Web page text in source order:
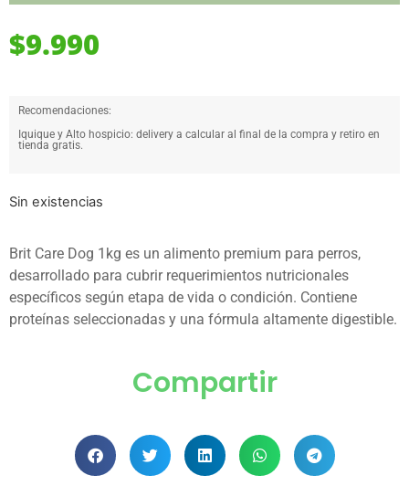
$9.990
Recomendaciones:
Iquique y Alto hospicio: delivery a calcular al final de la compra y retiro en
tienda gratis.
Sin existencias
Brit Care Dog 1kg es un alimento premium para perros,
desarrollado para cubrir requerimientos nutricionales
específicos según etapa de vida o condición. Contiene
proteínas seleccionadas y una fórmula altamente digestible.
Compartir